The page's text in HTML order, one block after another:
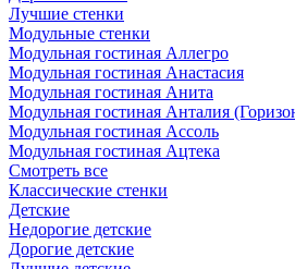
Лучшие стенки
Модульные стенки
Модульная гостиная Аллегро
Модульная гостиная Анастасия
Модульная гостиная Анита
Модульная гостиная Анталия
Модульная гостиная Ассоль
Модульная гостиная Ацтека
Смотреть все
Классические стенки
Детские
Недорогие детские
Дорогие детские